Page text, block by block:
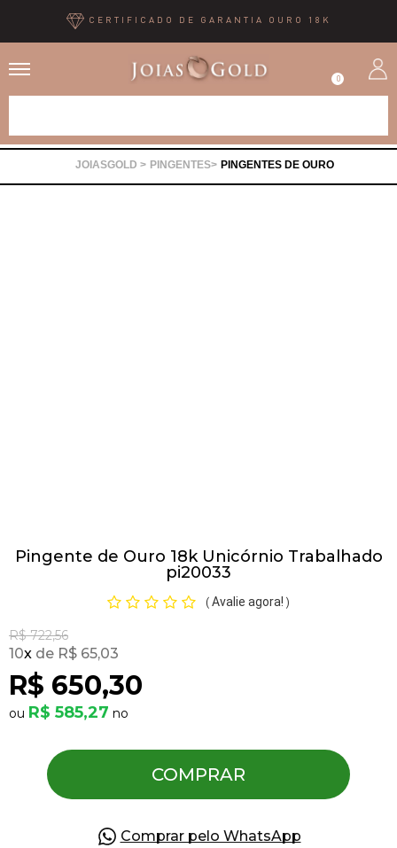
CERTIFICADO DE GARANTIA OURO 18K
0
PINGENTES PINGENTES DE OURO
Pingente de Ouro 18k Unicórnio Trabalhado
pi20033
( Avalie agora! )
R$ 722,56
R$ 650,30
10x R$ 65,03
R$ 585,27
COMPRAR
Comprar pelo WhatsApp
Pedras Preciosas
OFERTAS